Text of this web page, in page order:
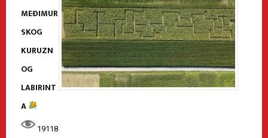
MEĐIMUR
SKOG
KURUZN
OG
LABIRINT
A
19118